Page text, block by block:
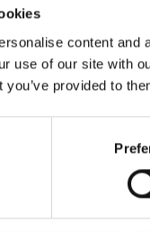
content and
use of our site with
you’ve provided to
per dieną. Jis
Jis atliekamas
po kurio, praėjus
tobulėti.